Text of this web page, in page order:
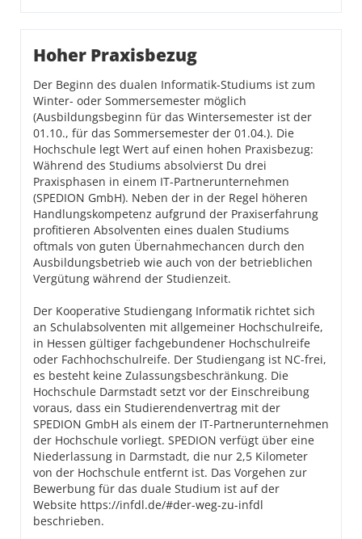
Hoher Praxisbezug
Der Beginn des dualen Informatik-Studiums ist zum
Winter- oder Sommersemester möglich
(Ausbildungsbeginn für das Wintersemester ist der
01.10., für das Sommersemester der 01.04.). Die
Hochschule legt Wert auf einen hohen Praxisbezug:
Während des Studiums absolvierst Du drei
Praxisphasen in einem IT-Partnerunternehmen
(SPEDION GmbH). Neben der in der Regel höheren
Handlungskompetenz aufgrund der Praxiserfahrung
profitieren Absolventen eines dualen Studiums
oftmals von guten Übernahmechancen durch den
Ausbildungsbetrieb wie auch von der betrieblichen
Vergütung während der Studienzeit.
Der Kooperative Studiengang Informatik richtet sich
an Schulabsolventen mit allgemeiner Hochschulreife,
in Hessen gültiger fachgebundener Hochschulreife
oder Fachhochschulreife. Der Studiengang ist NC-frei,
es besteht keine Zulassungsbeschränkung. Die
Hochschule Darmstadt setzt vor der Einschreibung
voraus, dass ein Studierendenvertrag mit der
SPEDION GmbH als einem der IT-Partnerunternehmen
der Hochschule vorliegt. SPEDION verfügt über eine
Niederlassung in Darmstadt, die nur 2,5 Kilometer
von der Hochschule entfernt ist. Das Vorgehen zur
Bewerbung für das duale Studium ist auf der
Website https://infdl.de/#der-weg-zu-infdl
beschrieben.